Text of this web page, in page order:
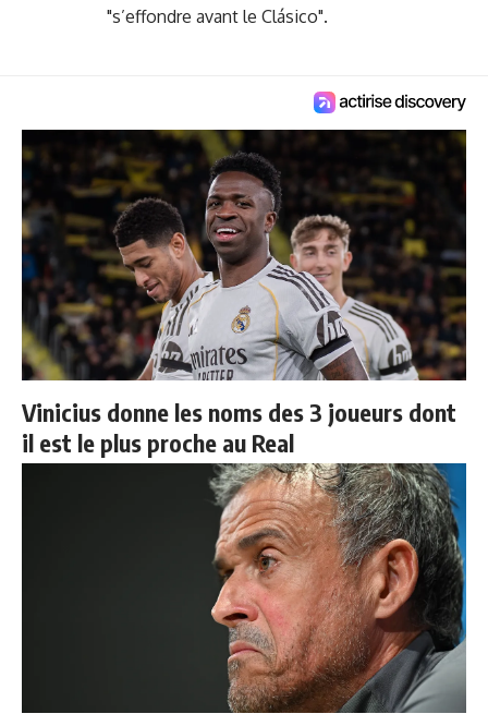
"s’effondre avant le Clásico".
Vinicius donne les noms des 3 joueurs dont
il est le plus proche au Real